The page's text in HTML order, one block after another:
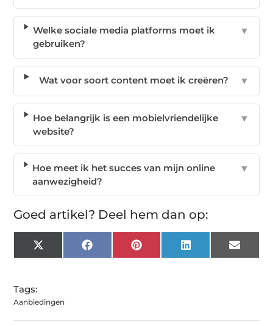
Welke sociale media platforms moet ik
gebruiken?
▼
Wat voor soort content moet ik creëren? ▼
Hoe belangrijk is een mobielvriendelijke
website?
▼
Hoe meet ik het succes van mijn online
aanwezigheid?
▼
Goed artikel? Deel hem dan op:
X
(Twitter)
FacebookPinterest LinkedIn Email
Tags:
Aanbiedingen